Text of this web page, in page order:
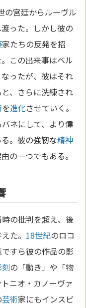
の宮廷からルーヴル
った。しかし彼の
家たちの反発を招
この出来事はベル
ったが、彼はそれ
、さらに洗練され
を進化させていく。
ネにして、より偉
。彼の強靭な精神
の一つでもある。
の批判を超え、後
た。 18世紀のロコ
すら彼の作品の影
の「動き」や「物
ニオ・カノーヴァ
芸術家にもインスピ